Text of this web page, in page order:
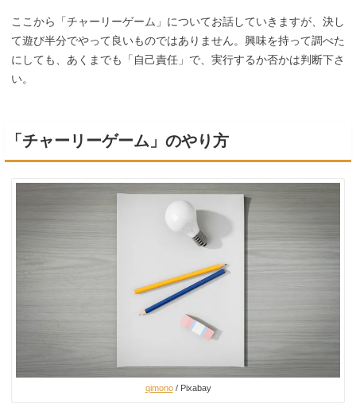
ここから「チャーリーゲーム」についてお話していきますが、決し
て遊び半分でやって良いものではありません。興味を持って調べた
にしても、あくまでも「自己責任」で、実行するか否かは判断下さ
い。
「チャーリーゲーム」のやり方
qimono/ Pixabay